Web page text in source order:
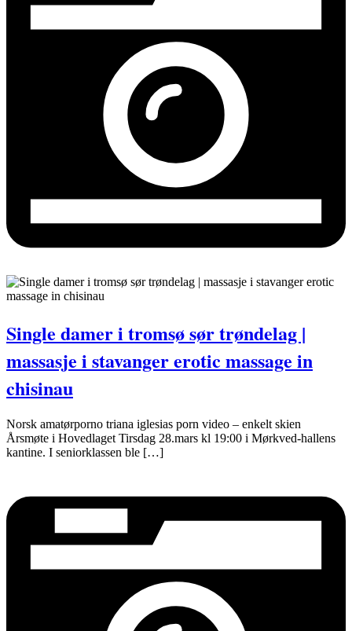
Single damer i tromsø sør trøndelag |
massasje i stavanger erotic massage in
chisinau
Norsk amatørporno triana iglesias porn video – enkelt skien
Årsmøte i Hovedlaget Tirsdag 28.mars kl 19:00 i Mørkved-hallens
kantine. I seniorklassen ble […]